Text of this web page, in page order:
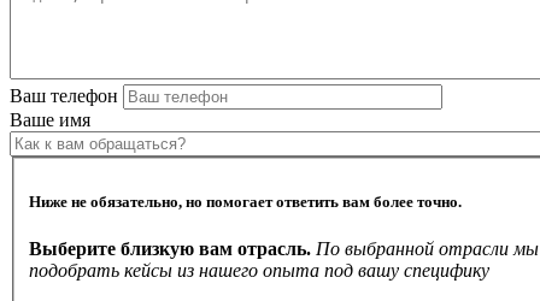
Ваш телефон
Ваше имя
Ниже не обязательно, но помогает ответить вам более точно.
Выберите близкую вам отрасль. По выбранной отрасли
подобрать кейсы из нашего опыта под вашу специфику